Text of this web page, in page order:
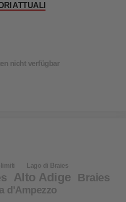
ATTUALI
nicht verfügbar
Lago di Braies
Alto Adige Braies
d'Ampezzo